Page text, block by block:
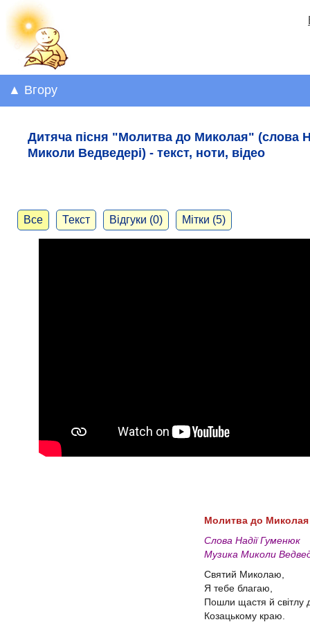
▲ Вгору
Дитяча пісня "Молитва до Миколая" (слова
Миколи Ведведері) - текст, ноти, відео
Все Текст Відгуки (0) Мітки (5)
Молитва до Миколая
Слова Надії Гуменюк
Музика Миколи
Святий Миколаю,
Я тебе благаю,
Пошли щастя й світлу
Козацькому краю.